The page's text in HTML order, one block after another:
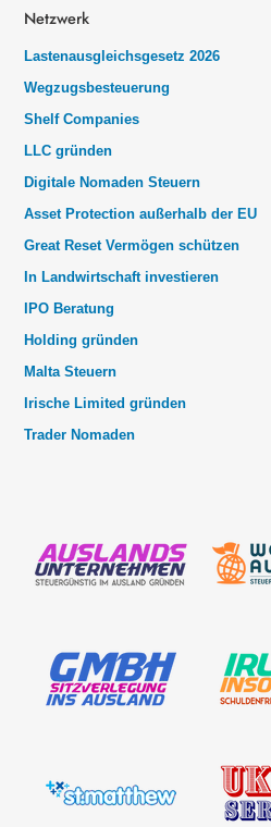
Netzwerk
Lastenausgleichsgesetz 2026
Wegzugsbesteuerung
Shelf Companies
LLC gründen
Digitale Nomaden Steuern
Asset Protection außerhalb der EU
Great Reset Vermögen schützen
In Landwirtschaft investieren
IPO Beratung
Holding gründen
Malta Steuern
Irische Limited gründen
Trader Nomaden